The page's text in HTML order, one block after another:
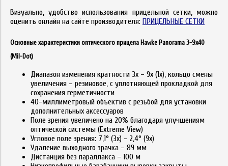
Визуально, удобство использования прицельной сетки, можно
оценить онлайн на сайте производителя: ПРИЦЕЛЬНЫЕ СЕТКИ
Основные характеристики оптического прицела Hawke Panorama 3-9x40
(Mil-Dot)
Диапазон изменения кратности 3x – 9x (1x), кольцо смены
увеличения – резиновое, с уплотняющей прокладкой для
сохранения герметичности
40-миллиметровый объектив с резьбой для установки
дополнительных аксессуаров
Поле зрения увеличено на 20% благодаря улучшениям
оптической системы (Extreme View)
Угловое поле зрения: 7,1° (3x) - 2,4° (9x)
Удаление выходного зрачка – 89 мм
Дистанция без параллакса – 100 м